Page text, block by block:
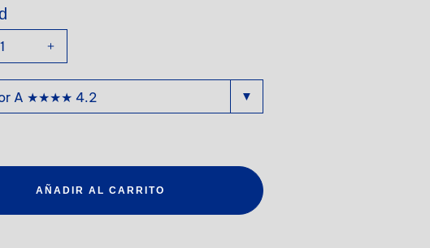
AÑADIR AL CARRITO